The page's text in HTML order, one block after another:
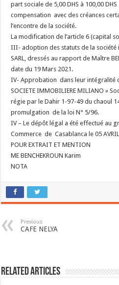
part sociale de 5,00 DHS à 100,00
compensation avec des créances
l’encontre de la société.
La modification de l’article 6 (capital
III- adoption des statuts de la société
SARL, dressés au rapport de Maître
date du 19 Mars 2021.
IV- Approbation dans leur intégralité
SOCIETE IMMOBILIERE MILIANO »
régie par le Dahir 1-97-49 du chaoul
promulgation de la loi N° 5/96.
IV – Le dépôt légal a été effectué au
Commerce de Casablanca le 05
POUR EXTRAIT ET MENTION
ME BENCHEKROUN Karim
NOTA
Previous
CAFE NELYA
Related Articles